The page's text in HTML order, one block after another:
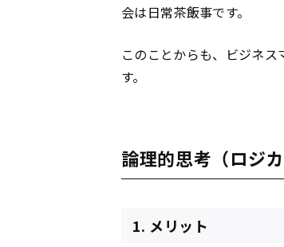
会は日常茶飯事です。
このことからも、ビジネ
す。
論理的思考（ロジ
1. メリット